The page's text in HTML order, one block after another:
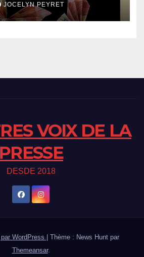
JOCELYN PEYRET
VOIX DE LA
PRESSE
DESDE 2018
WordPress | Thème : News Hunt par
Themeansar.